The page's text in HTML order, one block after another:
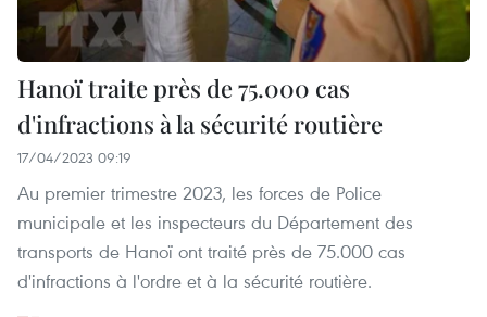
Hanoï traite près de 75.000 cas
d'infractions à la sécurité routière
17/04/2023 09:19
Au premier trimestre 2023, les forces de Police
municipale et les inspecteurs du Département des
transports de Hanoï ont traité près de 75.000 cas
d'infractions à l'ordre et à la sécurité routière.